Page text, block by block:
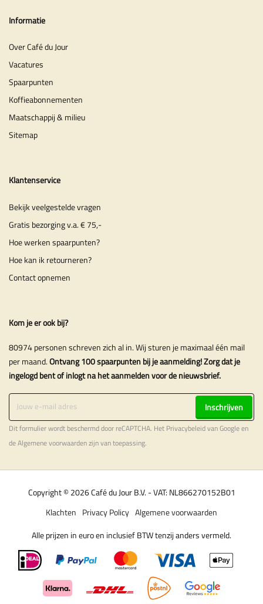
Informatie
Over Café du Jour
Vacatures
Spaarpunten
Koffieabonnementen
Maatschappij & milieu
Sitemap
Klantenservice
Bekijk veelgestelde vragen
Gratis bezorging v.a. € 75,-
Hoe werken spaarpunten?
Hoe kan ik retourneren?
Contact opnemen
Kom je er ook bij?
80974 personen schreven zich al in. Wij sturen je maximaal één mail
per maand.Ontvang 100 spaarpunten bij je aanmelding! Zorg dat je
ingelogd bent of inlogt na het aanmelden voor de nieuwsbrief.
Inschrijven
Dit formulier wordt beschermd door reCAPTCHA. Het Privacybeleidvan Google en
deAlgemene voorwaardenzijn van toepassing.
Copyright © 2026 Café du Jour B.V. - VAT: NL866270152B01
Algemene voorwaarden
Privacy Policy
Klachten
Alle prijzen in euro en inclusief BTW tenzij anders vermeld.